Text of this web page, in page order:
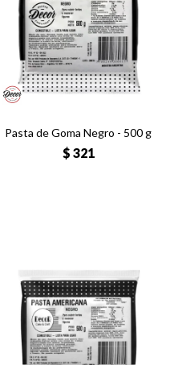
Pasta de Goma Negro - 500 g
$ 321